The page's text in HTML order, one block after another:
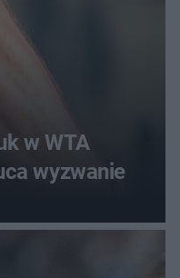
w WTA
wyzwanie